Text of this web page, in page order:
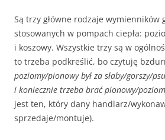
Są trzy główne rodzaje wymienników
stosowanych w pompach ciepła:
i koszowy. Wszystkie trzy są w
to trzeba podkreślić, bo czytuję
poziomy/pionowy był za słaby/gorszy/
i koniecznie trzeba brać pionowy/
jest ten, który dany handlarz/
sprzedaje/montuje).